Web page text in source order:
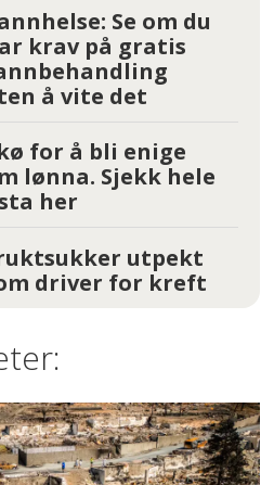
Se om du
krav på gratis
å vite det
for å bli enige
lønna. Sjekk hele
her
utpekt
driver for kreft